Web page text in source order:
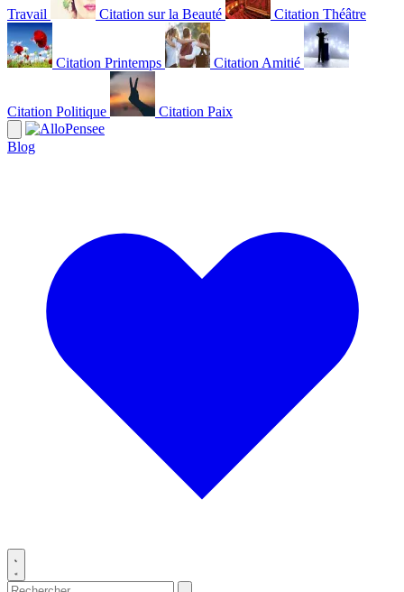
Travail Citation sur la Beauté Citation Théâtre
Citation Printemps Citation Amitié
Citation Politique Citation Paix
Blog